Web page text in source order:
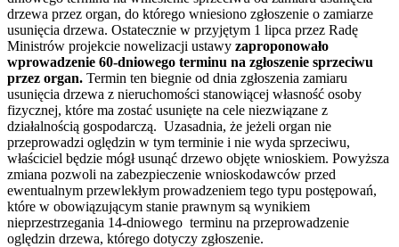
drzewa przez organ, do którego wniesiono zgłoszenie o zamiarze
usunięcia drzewa. Ostatecznie w przyjętym 1 lipca przez Radę
Ministrów projekcie nowelizacji ustawy zaproponowało
wprowadzenie 60-dniowego terminu na zgłoszenie sprzeciwu
przez organ. Termin ten biegnie od dnia zgłoszenia zamiaru
usunięcia drzewa z nieruchomości stanowiącej własność osoby
fizycznej, które ma zostać usunięte na cele niezwiązane z
działalnością gospodarczą. Uzasadnia, że jeżeli organ nie
przeprowadzi oględzin w tym terminie i nie wyda sprzeciwu,
właściciel będzie mógł usunąć drzewo objęte wnioskiem. Powyższa
zmiana pozwoli na zabezpieczenie wnioskodawców przed
ewentualnym przewlekłym prowadzeniem tego typu postępowań,
które w obowiązującym stanie prawnym są wynikiem
nieprzestrzegania 14-dniowego terminu na przeprowadzenie
oględzin drzewa, którego dotyczy zgłoszenie.